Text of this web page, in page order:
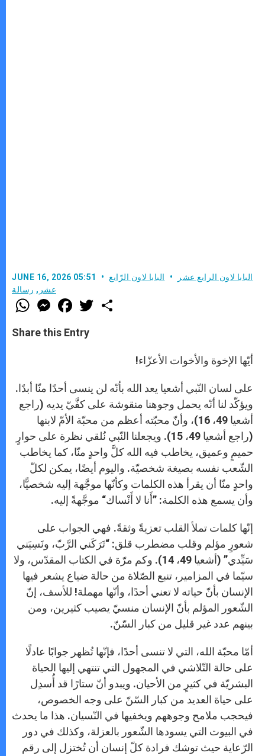
JUNE 16, 2026 05:51 البابا لاون الرابع عشر
البابا لاون الرّابع
عشر , رسالة
W
h
t
s
M
e
s
e
F
a
e
b
w
Share this Entry
أيّها الإخوة والأخوات الأعزّاء!
على لسان النّبي أشعيا يعد الله بأنّه لن ينسى أحدًا منّا أبدًا.
ويؤكّد لنا أنّه يحمل وجوهنا منقوشة على كفَّيّ يديه (راجع
أشعيا 49، 16)، وأنّ محبّته أعظم من محبّة الأمّ لابنها
(راجع أشعيا 49، 15). ويجعلنا النّبي نُلقي نظرة على حوارٍ
حميمٍ وعميق، يخاطب فيه الله كلَّ واحدٍ منّا، كما يخاطب
الشّعب نفسه بصيغة شخصيّة. واليوم أيضًا، يمكن لكلّ
واحدٍ منّا أن يقرأ هذه الكلمات وكأنّها موجَّهة إليه شخصيًّا،
وأن يسمع هذه الكلمة: ”أَنا لا أَنْساك“ موجَّهةً إليه.
إنّها كلمات تملأ القلب تعزيةً وثقةً. فهي الجواب على
شعورٍ مؤلم وقلب مضطرب قلق: “تَرَكَني الرَّبّ، ونَسِيَني
سَيِّدي” (أشعيا 49، 14). وكم مرّة في الكتاب المقدّس، ولا
سيّما في المزامير، تنبع الصّلاة من حالة ضياع يشعر فيها
الإنسان بأنّ حياته لا تعني أحدًا، وأنّها مهملة! للأسف، إنّ
الشّعور المؤلم بأنّ الإنسان منسيّ يصيب كثيرين، ومن
بينهم عدد غير قليل من كبار السّنّ.
أمّا محبّة الله، التي لا تنسى أحدًا، فإنّها تُظهر جوابًا عادلًا
على حالة التّلاشي في المجهول التي تنتهي إليها الحياة
البشريّة في كثيرٍ من الأحيان. ويبدو أنّ ستارًا قد أُسدِل
على حياة العديد من كبار السّنّ على وجه الخصوص،
فيحجب ملامح وجوههم ويخفيها في النّسيان. هذا ما يحدث
في البيوت التي يسودها الشّعور بالعزلة، وكذلك في دور
الرّعاية حيث توشك فرادة كلّ إنسان أن تُختزل إلى رقم